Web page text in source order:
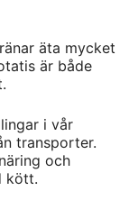
äta mycket
är både
i vår
transporter.
och
kött.